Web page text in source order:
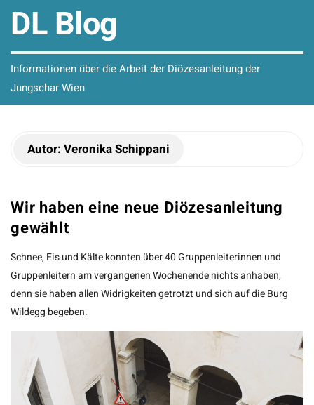
DL Blog
Informationen über die Arbeit der Diözesanleitung der
Jungschar Wien
Autor: Veronika Schippani
Wir haben eine neue Diözesanleitung
gewählt
Schnee, Eis und Kälte konnten über 40 Gruppenleiterinnen und
Gruppenleitern am vergangenen Wochenende nichts anhaben,
denn sie haben allen Widrigkeiten getrotzt und sich auf die Burg
Wildegg begeben.